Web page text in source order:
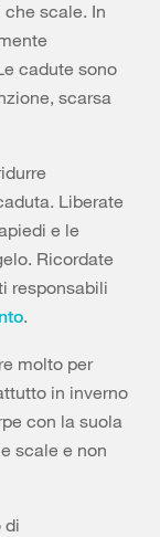
scale. In
cadute sono
scarsa
Liberate
e le
Ricordate
responsabili
.
molto per
in inverno
con la suola
scale e non
di